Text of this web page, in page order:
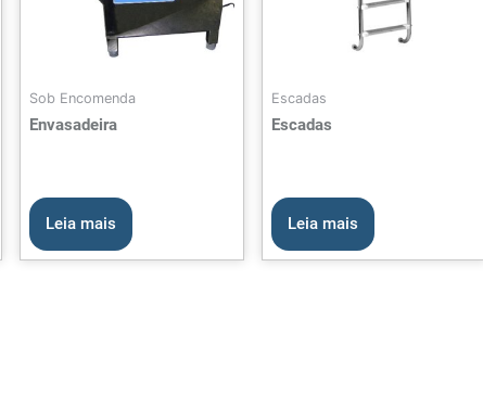
Sob Encomenda
Envasadeira
Leia mais
Escadas
Escadas
Leia mais